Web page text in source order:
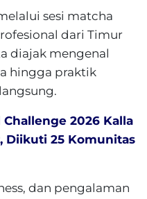
sesi matcha
dari Timur
diajak mengenal
hingga praktik
Challenge 2026 Kalla
Diikuti 25 Komunitas
dan pengalaman